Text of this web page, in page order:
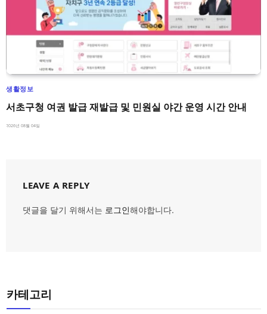
생활정보
서초구청 여권 발급 재발급 및 민원실 야간 운영 시간 안내
2026년 08월 04일
LEAVE A REPLY
댓글을 달기 위해서는 로그인해야합니다.
카테고리